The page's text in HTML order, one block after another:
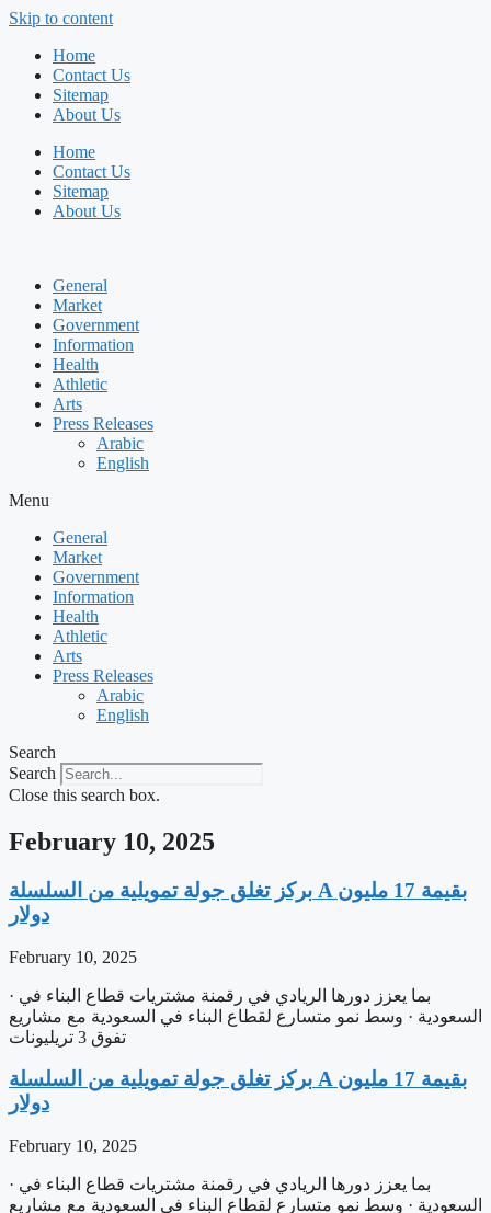
Skip to content
Home
Contact Us
Sitemap
About Us
Home
Contact Us
Sitemap
About Us
General
Market
Government
Information
Health
Athletic
Arts
Press Releases
Arabic
English
Menu
General
Market
Government
Information
Health
Athletic
Arts
Press Releases
Arabic
English
Search
Search
Close this search box.
February 10, 2025
بركز تغلق جولة تمويلية من السلسلة A بقيمة 17 مليون
دولار
February 10, 2025
· بما يعزز دورها الريادي في رقمنة مشتريات قطاع البناء في
السعودية · وسط نمو متسارع لقطاع البناء في السعودية مع مشاريع
تفوق 3 تريليونات
بركز تغلق جولة تمويلية من السلسلة A بقيمة 17 مليون
دولار
February 10, 2025
· بما يعزز دورها الريادي في رقمنة مشتريات قطاع البناء في
السعودية · وسط نمو متسارع لقطاع البناء في السعودية مع مشاريع